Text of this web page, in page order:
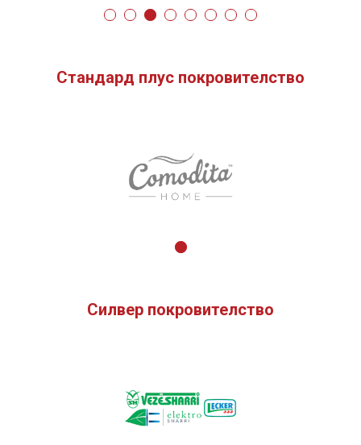
Стандард плус покровителство
Силвер покровителство